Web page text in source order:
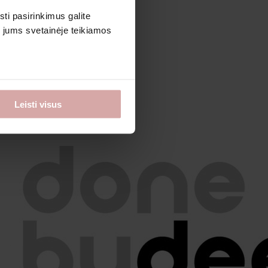
pasirinkimus galite
svetainėje teikiamos
Leisti visus